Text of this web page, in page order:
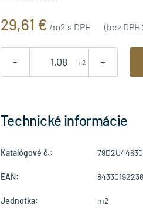
29,61 € /m2 s DPH (bez
- +
m2
Technické informácie
Katalógové č.:
EAN:
Jednotka: m2